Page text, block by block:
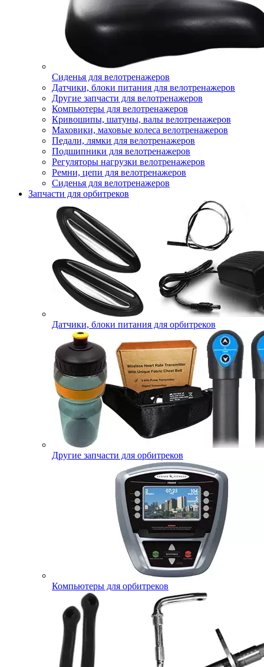
Сиденья для велотренажеров
Датчики, блоки питания для велотренажеров
Другие запчасти для велотренажеров
Компьютеры для велотренажеров
Кривошипы, шатуны, валы велотренажеров
Маховики, маховые колеса велотренажеров
Педали, лямки для велотренажеров
Подшипники для велотренажеров
Регуляторы нагрузки велотренажеров
Ремни, цепи для велотренажеров
Сиденья для велотренажеров
Запчасти для орбитреков
Датчики, блоки питания для орбитреков
Другие запчасти для орбитреков
Компьютеры для орбитреков